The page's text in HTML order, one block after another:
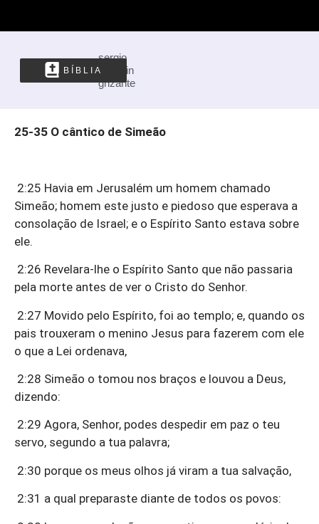
sergio
valentin
grizante
BÍBLIA
25-35 O cântico de Simeão
2:25 Havia em Jerusalém um homem chamado
Simeão; homem este justo e piedoso que esperava a
consolação de Israel; e o Espírito Santo estava sobre
ele.
2:26 Revelara-lhe o Espírito Santo que não passaria
pela morte antes de ver o Cristo do Senhor.
2:27 Movido pelo Espírito, foi ao templo; e, quando os
pais trouxeram o menino Jesus para fazerem com ele
o que a Lei ordenava,
2:28 Simeão o tomou nos braços e louvou a Deus,
dizendo:
2:29 Agora, Senhor, podes despedir em paz o teu
servo, segundo a tua palavra;
2:30 porque os meus olhos já viram a tua salvação,
2:31 a qual preparaste diante de todos os povos: